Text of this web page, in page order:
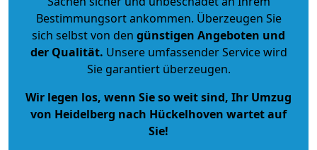
Bestimmungsort ankommen. Überzeugen Sie
sich selbst von den günstigen Angeboten und
der Qualität. Unsere umfassender Service wird
Sie garantiert überzeugen.
Wir legen los, wenn Sie so weit sind, Ihr Umzug
von Heidelberg nach Hückelhoven wartet auf
Sie!